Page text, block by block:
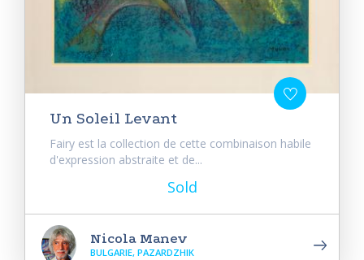
Un Soleil Levant
Fairy est la collection de cette combinaison habile
d'expression abstraite et de...
Sold
Nicola Manev
BULGARIE, PAZARDZHIK